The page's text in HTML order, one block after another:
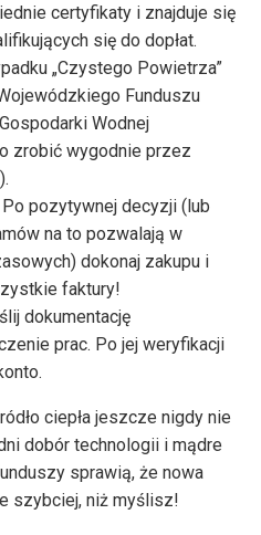
certyfikaty i znajduje się
się do dopłat.
„Czystego Powietrza”
Funduszu
Wodnej
zrobić wygodnie przez
Po pozytywnej decyzji (lub
na to pozwalają w
dokonaj zakupu i
faktury!
dokumentację
prac. Po jej weryfikacji
ciepła jeszcze nigdy nie
dobór technologii i mądre
sprawią, że nowa
szybciej, niż myślisz!